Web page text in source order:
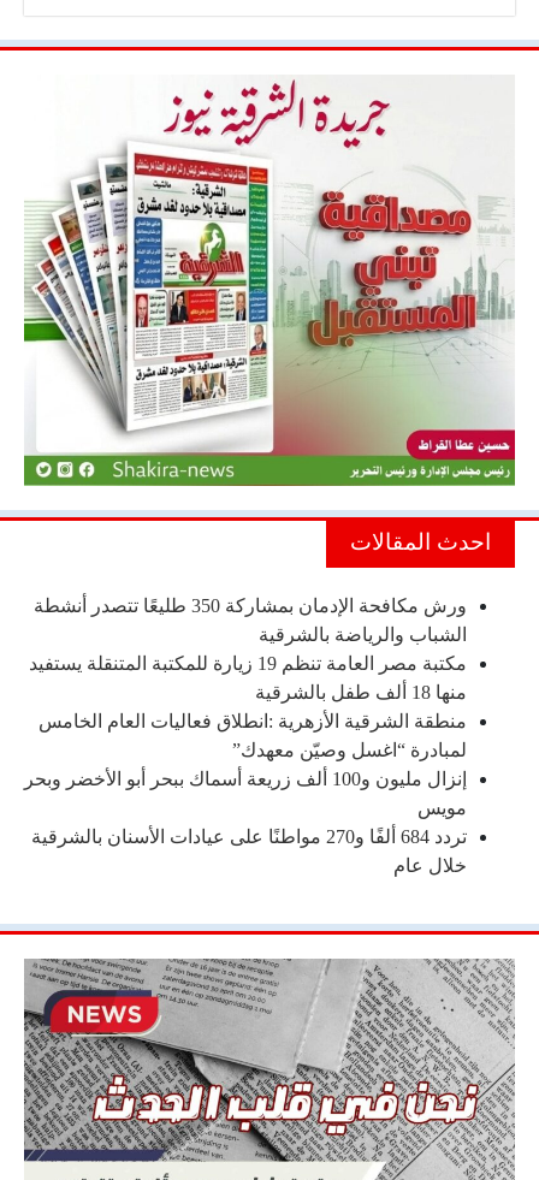
احدث المقالات
ورش مكافحة الإدمان بمشاركة 350 طليعًا تتصدر أنشطة
الشباب والرياضة بالشرقية
مكتبة مصر العامة تنظم 19 زيارة للمكتبة المتنقلة يستفيد
منها 18 ألف طفل بالشرقية
منطقة الشرقية الأزهرية :انطلاق فعاليات العام الخامس
لمبادرة “اغسل وصيّن معهدك”
إنزال مليون و100 ألف زريعة أسماك ببحر أبو الأخضر وبحر
مويس
تردد 684 ألفًا و270 مواطنًا على عيادات الأسنان بالشرقية
خلال عام